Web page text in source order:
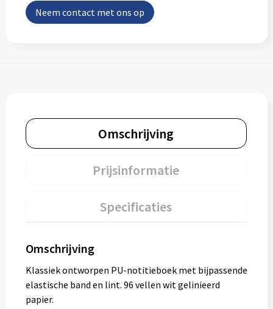
Neem contact met ons op
Omschrijving
Prijsinformatie
Specificaties
Omschrijving
Klassiek ontworpen PU-notitieboek met bijpassende
elastische band en lint. 96 vellen wit gelinieerd
papier.